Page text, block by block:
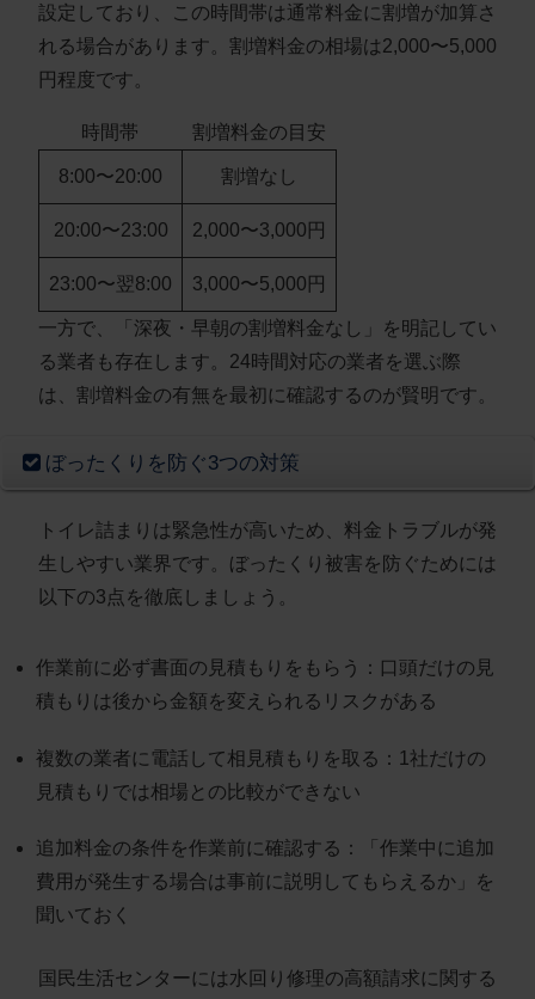
設定しており、
この時間帯は通常料金に割増が加算さ
れる場合があります。割増料金の相場は2,000〜5,000
円程度です。
時間帯 割増料金の目安
8:00〜20:00 割増なし
20:00〜23:00 2,000〜3,000円
23:00〜翌8:00 3,000〜5,000円
一方で、
「深夜・早朝の割増料金なし」を明記してい
る業者も存在します。24時間対応の業者を選ぶ際
は、割増料金の有無を最初に確認するのが賢明です。
ぼったくりを防ぐ3つの対策
トイレ詰まりは緊急性が高いため、料金トラブルが発
生しやすい業界です。ぼったくり被害を防ぐためには
以下の3点を徹底しましょう。
作業前に必ず書面の見積もりをもらう
：口頭だけの見
積もりは後から金額を変えられるリスクがある
複数の業者に電話して相見積もりを取る ：1社だけの
見積もりでは相場との比較ができない
追加料金の条件を作業前に確認する ：「作業中に追加
費用が発生する場合は事前に説明してもらえるか」を
聞いておく
国民生活センターには水回り修理の高額請求に関する